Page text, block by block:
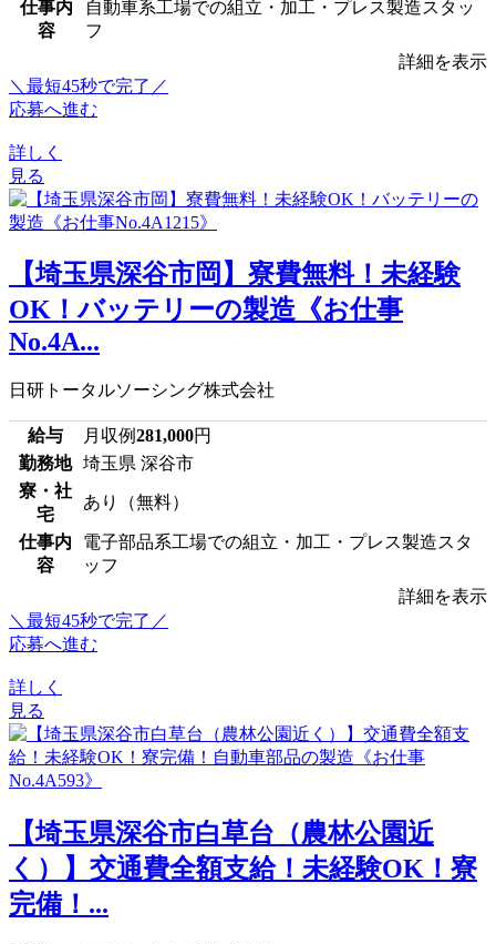
仕事内
容
自動車系工場での組立・加工・プレス製造スタッ
フ
詳細を表示
＼最短45秒で完了／
応募へ進む
詳しく
見る
【埼玉県深谷市岡】寮費無料！未経験
OK！バッテリーの製造《お仕事
No.4A...
日研トータルソーシング株式会社
給与 月収例281,000円
勤務地 埼玉県 深谷市
寮・社
宅
あり（無料）
仕事内
容
電子部品系工場での組立・加工・プレス製造スタ
ッフ
詳細を表示
＼最短45秒で完了／
応募へ進む
詳しく
見る
【埼玉県深谷市白草台（農林公園近
く）】交通費全額支給！未経験OK！寮
完備！...